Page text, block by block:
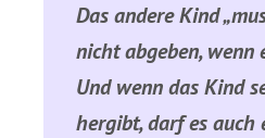
Das andere Kind
nicht abgeben, wenn
Und wenn das Kind
hergibt, darf es auch